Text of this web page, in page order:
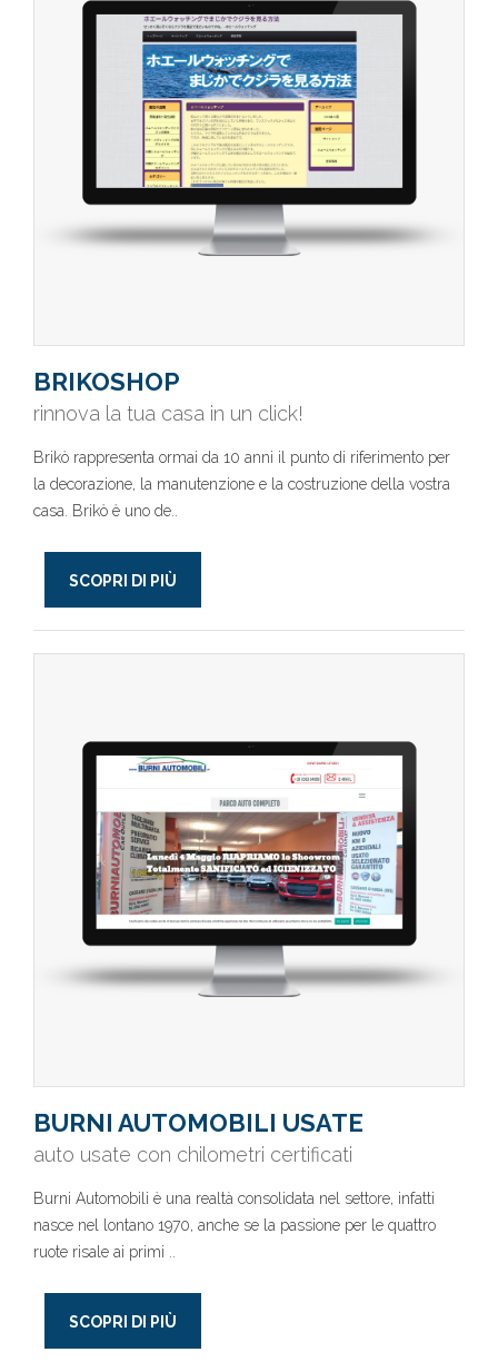
BRIKOSHOP
rinnova la tua casa in un click!
Brikò rappresenta ormai da 10 anni il punto di riferimento per
la decorazione, la manutenzione e la costruzione della vostra
casa. Brikò è uno de..
SCOPRI DI PIÙ
BURNI AUTOMOBILI USATE
auto usate con chilometri certificati
Burni Automobili è una realtà consolidata nel settore, infatti
nasce nel lontano 1970, anche se la passione per le quattro
ruote risale ai primi ..
SCOPRI DI PIÙ